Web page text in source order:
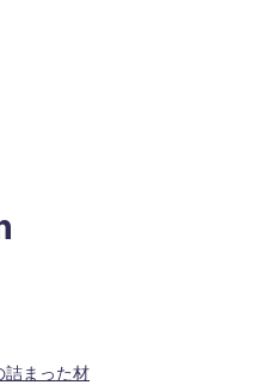
詰まった材